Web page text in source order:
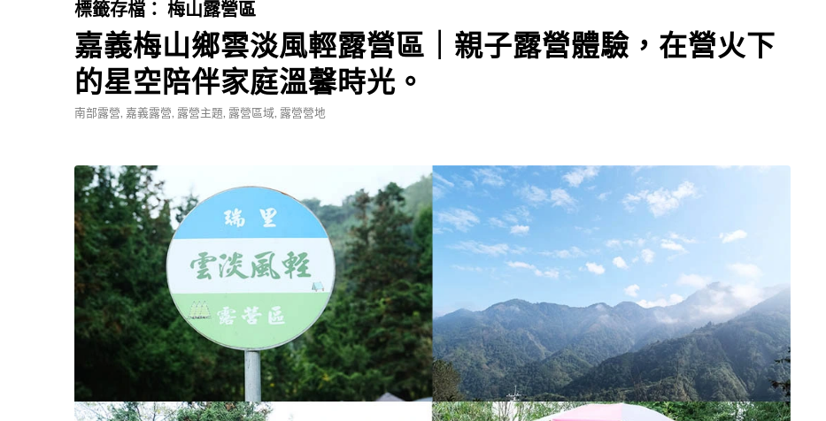
標籤存檔： 梅山露營區
嘉義梅山鄉雲淡風輕露營區｜親子露營體驗，在營火下
的星空陪伴家庭溫馨時光。
南部露營, 嘉義露營, 露營主題, 露營區域, 露營營地